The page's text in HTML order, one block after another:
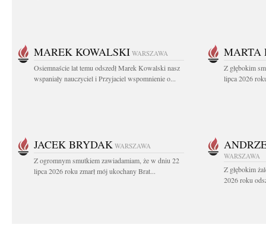
MAREK KOWALSKI WARSZAWA
Osiemnaście lat temu odszedł Marek Kowalski nasz
wspaniały nauczyciel i Przyjaciel wspomnienie o...
MARTA
Z głębokim
lipca 2026
JACEK BRYDAK WARSZAWA
Z ogromnym smutkiem zawiadamiam, że w dniu 22
lipca 2026 roku zmarł mój ukochany Brat...
WARSZAWA
Z głębokim
2026 roku